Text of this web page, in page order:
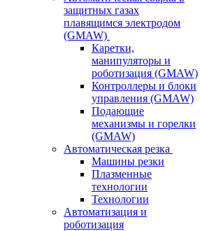
защитных газах
плавящимся электродом
(GMAW)
Каретки,
манипуляторы и
роботизация (GMAW)
Контроллеры и блоки
управления (GMAW)
Подающие
механизмы и горелки
(GMAW)
Автоматическая резка
Машины резки
Плазменные
технологии
Технологии
Автоматизация и
роботизация